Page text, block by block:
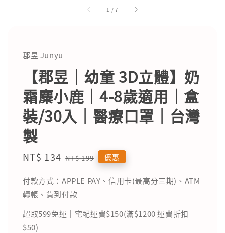
1 /7
郡昱 Junyu
【郡昱｜幼童 3D立體】奶
霜麋小鹿｜4-8歲適用｜盒
裝/30入｜醫療口罩｜台灣
製
Sale
NT$ 134 Regular
NT$ 199 優惠
付款方式：APPLE PAY、信用卡(最高分三期)、ATM
轉帳、貨到付款
超取599免運｜宅配運費$150(滿$1200 運費折扣
$50)